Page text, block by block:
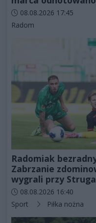
Data dodania artykułu:
08.08.2026 17:45
Kategorie artykułu:
Radom
Radomiak
Zabrzanie
wygrali przy Struga
Data dodania artykułu:
08.08.2026 16:40
Kategorie artykułu:
Sport Piłka nożna